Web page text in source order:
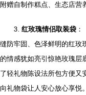
附赠自制作糕点、生态店营
3. 红玫瑰情侣取装袋 ：
缝防牢固、色泽鲜明的红玫
的情感犹如亮引惊艳玫瑰层
了轻礼物陈设法所包方便又
向礼物袋让人安心放心享悦。